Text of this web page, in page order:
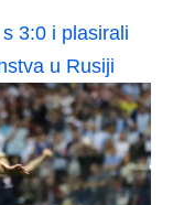
3:0 i plasirali
u Rusiji